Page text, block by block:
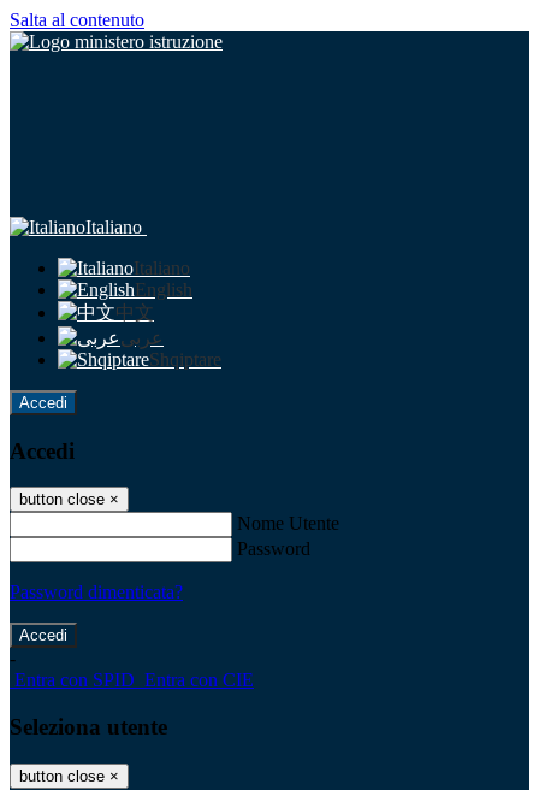
Salta al contenuto
Italiano
Italiano
English
中文
عربى
Shqiptare
Accedi
Accedi
button close ×
Nome Utente
Password
Password dimenticata?
-
Entra con SPID Entra con CIE
Seleziona utente
button close ×